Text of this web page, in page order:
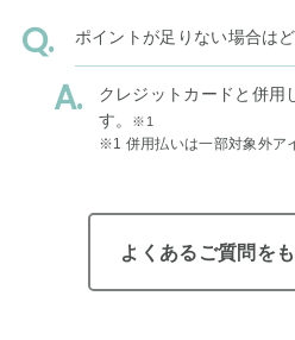
ポイントが足りない場合は
クレジットカードと併用
す。
※1
※1 併用払いは一部対象外ア
よくあるご質問を